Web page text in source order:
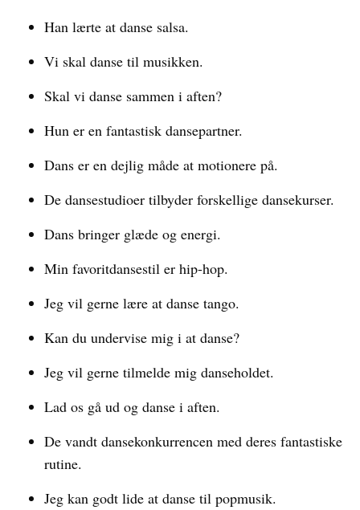
Han lærte at danse salsa.
Vi skal danse til musikken.
Skal vi danse sammen i aften?
Hun er en fantastisk dansepartner.
Dans er en dejlig måde at motionere på.
De dansestudioer tilbyder forskellige dansekurser.
Dans bringer glæde og energi.
Min favoritdansestil er hip-hop.
Jeg vil gerne lære at danse tango.
Kan du undervise mig i at danse?
Jeg vil gerne tilmelde mig danseholdet.
Lad os gå ud og danse i aften.
De vandt dansekonkurrencen med deres fantastiske
rutine.
Jeg kan godt lide at danse til popmusik.